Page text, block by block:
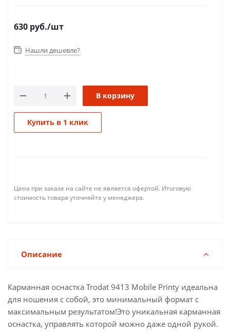
630 руб./шт
Нашли дешевле?
В корзину
Купить в 1 клик
Цена при заказе на сайте не является офертой. Итоговую
стоимость товара уточняйте у менеджера.
Описание
Карманная оснастка Trodat 9413 Mobile Printy идеальна
для ношения с собой, это минимальный формат с
максимальным результатом!Это уникальная карманная
оснастка, управлять которой можно даже одной рукой.